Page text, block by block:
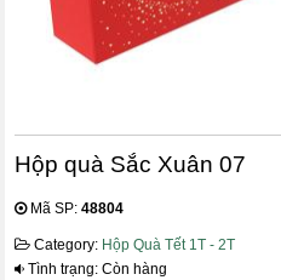
Hộp quà Sắc Xuân 07
Mã SP:48804
Category: Hộp Quà Tết 1T - 2T
Tình trạng: Còn hàng